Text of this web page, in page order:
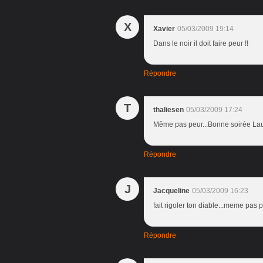
X Xavier 05/03/2009 19:14
Dans le noir il doit faire peur !!
Répondre
T thaliesen 05/03/2009 17:24
Même pas peur...Bonne soirée
Répondre
J Jacqueline 05/03/2009 16:23
fait rigoler ton diable...meme pas
Répondre